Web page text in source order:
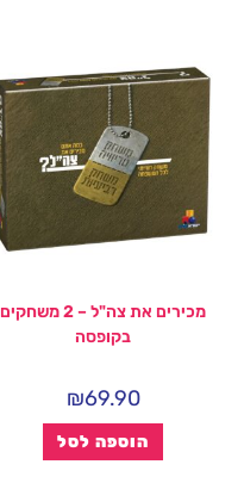
מכירים את צה"ל – 2 משחקים
בקופסה
₪69.90
הוספה לסל